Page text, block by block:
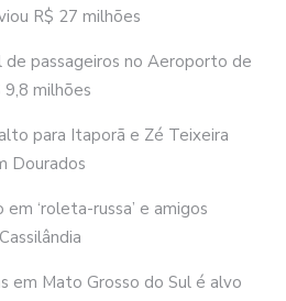
R$ 27 milhões
de passageiros no Aeroporto de
milhões
para Itaporã e Zé Teixeira
Dourados
‘roleta-russa’ e amigos
em Mato Grosso do Sul é alvo